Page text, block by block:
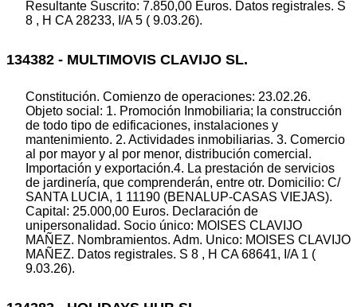
Resultante Suscrito: 7.850,00 Euros. Datos registrales. S
8 , H CA 28233, I/A 5 ( 9.03.26).
134382 - MULTIMOVIS CLAVIJO SL.
Constitución. Comienzo de operaciones: 23.02.26.
Objeto social: 1. Promoción Inmobiliaria; la construcción
de todo tipo de edificaciones, instalaciones y
mantenimiento. 2. Actividades inmobiliarias. 3. Comercio
al por mayor y al por menor, distribución comercial.
Importación y exportación.4. La prestación de servicios
de jardinería, que comprenderán, entre otr. Domicilio: C/
SANTA LUCIA, 1 11190 (BENALUP-CASAS VIEJAS).
Capital: 25.000,00 Euros. Declaración de
unipersonalidad. Socio único: MOISES CLAVIJO
MAÑEZ. Nombramientos. Adm. Unico: MOISES CLAVIJO
MAÑEZ. Datos registrales. S 8 , H CA 68641, I/A 1 (
9.03.26).